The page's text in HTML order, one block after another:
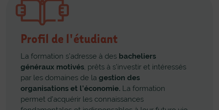
Profil de l'étudiant
La formation s’adresse à des bacheliers
généraux motivés , prêts à s’investir et intéressés
par les domaines de la gestion des
organisations et l’économie. La formation
permet d’acquérir les connaissances